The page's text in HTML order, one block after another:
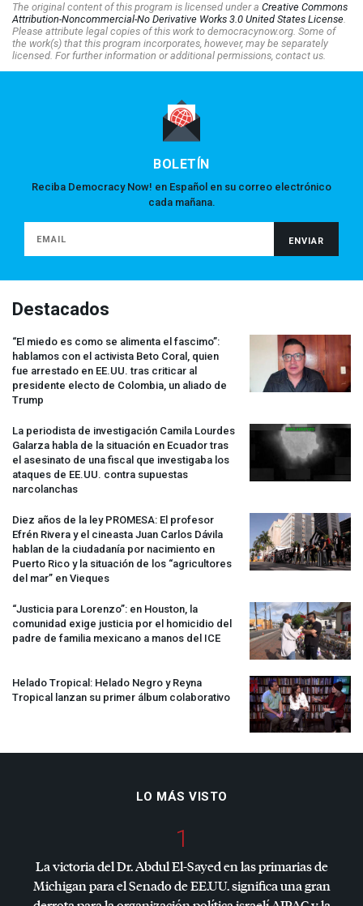
The original content of this program is licensed under a Creative Commons
Attribution-Noncommercial-No Derivative Works 3.0 United States License.
Please attribute legal copies of this work to democracynow.org. Some of
the work(s) that this program incorporates, however, may be separately
licensed. For further information or additional permissions, contact us.
BOLETÍN
Reciba Democracy Now! en Español en su correo electrónico
cada mañana.
Destacados
“El miedo es como se alimenta el fascimo”:
hablamos con el activista Beto Coral, quien
fue arrestado en EE.UU. tras criticar al
presidente electo de Colombia, un aliado de
Trump
La periodista de investigación Camila Lourdes
Galarza habla de la situación en Ecuador tras
el asesinato de una fiscal que investigaba los
ataques de EE.UU. contra supuestas
narcolanchas
Diez años de la ley PROMESA: El profesor
Efrén Rivera y el cineasta Juan Carlos Dávila
hablan de la ciudadanía por nacimiento en
Puerto Rico y la situación de los “agricultores
del mar” en Vieques
“Justicia para Lorenzo”: en Houston, la
comunidad exige justicia por el homicidio del
padre de familia mexicano a manos del ICE
Helado Tropical: Helado Negro y Reyna
Tropical lanzan su primer álbum colaborativo
LO MÁS VISTO
1
La victoria del Dr. Abdul El-Sayed en las primarias de
Michigan para el Senado de EE.UU. significa una gran